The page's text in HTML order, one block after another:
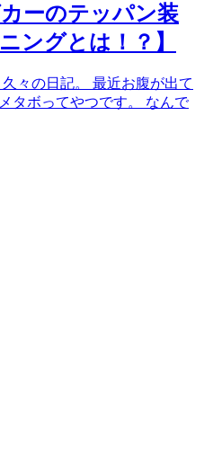
ーのテッパン装
ングとは！？】
々の日記。 最近お腹が出て
タボってやつです。 なんで